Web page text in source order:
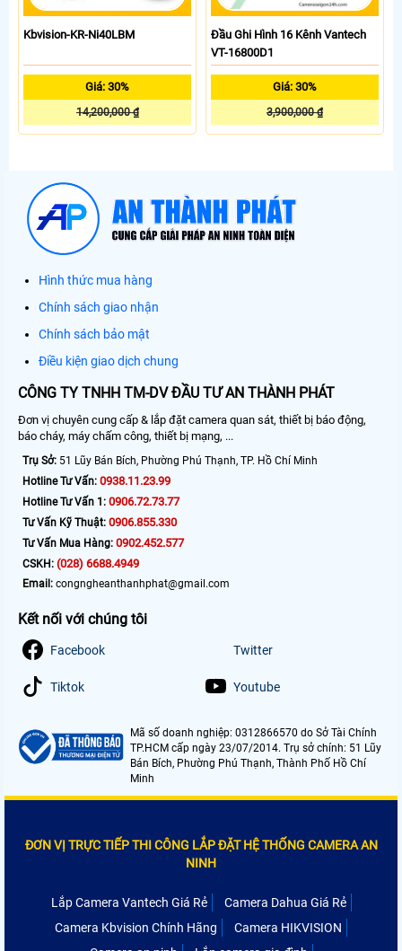
Kbvision-KR-Ni40LBM
Giá: 30%
14,200,000 ₫
Đầu Ghi Hình 16 Kênh Vantech
VT-16800D1
Giá: 30%
3,900,000 ₫
Hình thức mua hàng
Chính sách giao nhận
Chính sách bảo mật
Điều kiện giao dịch chung
CÔNG TY TNHH TM-DV ĐẦU TƯ AN THÀNH PHÁT
Đơn vị chuyên cung cấp & lắp đặt camera quan sát, thiết bị báo động,
báo cháy, máy chấm công, thiết bị mạng, ...
Trụ Sở: 51 Lũy Bán Bích, Phường Phú Thạnh, TP. Hồ Chí Minh
Hotline Tư Vấn: 0938.11.23.99
Hotline Tư Vấn 1: 0906.72.73.77
Tư Vấn Kỹ Thuật: 0906.855.330
Tư Vấn Mua Hàng: 0902.452.577
CSKH: (028) 6688.4949
Email: congngheanthanhphat@gmail.com
Kết nối với chúng tôi
Facebook Twitter
Tiktok Youtube
Mã số doanh nghiệp: 0312866570 do Sở Tài Chính
TP.HCM cấp ngày 23/07/2014. Trụ sở chính: 51 Lũy
Bán Bích, Phường Phú Thạnh, Thành Phố Hồ Chí
Minh
ĐƠN VỊ TRỰC TIẾP THI CÔNG LẮP ĐẶT HỆ THỐNG CAMERA AN
NINH
Lắp Camera Vantech Giá Rẻ
Camera Dahua Giá Rẻ
Camera Kbvision Chính Hãng
Camera HIKVISION